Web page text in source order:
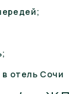
отель Сочи